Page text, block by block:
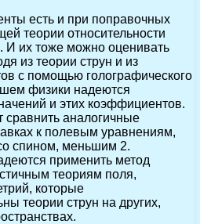
есть и при поправочных
теории относительности
И их тоже можно оценивать
из теории струн и из
с помощью голографического
физики надеются
и этих коэффициентов.
сравнить аналогичные
к полевым уравнениям,
спином, меньшим 2.
применить метод
теориям поля,
которые
теории струн на других,